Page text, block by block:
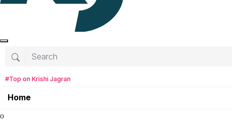
#Top on Krishi Jagran
Home
o
ଘୋଷଣା...
ଭିନ୍ନକ୍ଷମଙ୍କ ପାଇଁ ତେଲେଙ୍ଗାନା ସରକାରଙ୍କ ନିଆରା